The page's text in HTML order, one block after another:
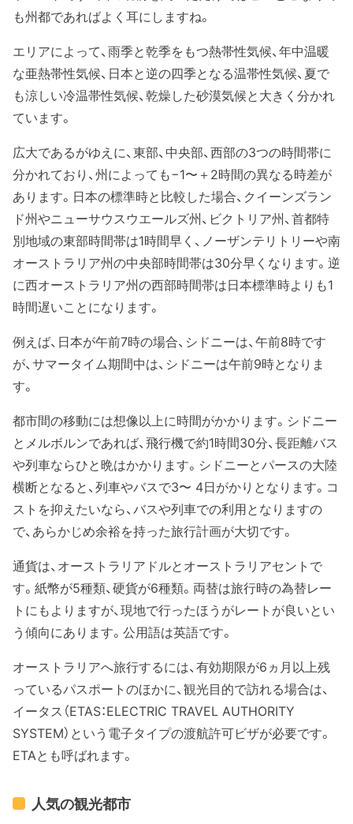
も州都であればよく耳にしますね。
エリアによって、雨季と乾季をもつ熱帯性気候、年中温暖
な亜熱帯性気候、日本と逆の四季となる温帯性気候、夏で
も涼しい冷温帯性気候、乾燥した砂漠気候と大きく分かれ
ています。
広大であるがゆえに、東部、中央部、西部の3つの時間帯に
分かれており、州によっても−1〜＋2時間の異なる時差が
あります。日本の標準時と比較した場合、クイーンズラン
ド州やニューサウスウエールズ州、ビクトリア州、首都特
別地域の東部時間帯は1時間早く、ノーザンテリトリーや南
オーストラリア州の中央部時間帯は30分早くなります。逆
に西オーストラリア州の西部時間帯は日本標準時よりも1
時間遅いことになります。
例えば、日本が午前7時の場合、シドニーは、午前8時です
が、サマータイム期間中は、シドニーは午前9時となりま
す。
都市間の移動には想像以上に時間がかかります。シドニー
とメルボルンであれば、飛行機で約1時間30分、長距離バス
や列車ならひと晩はかかります。シドニーとパースの大陸
横断となると、列車やバスで3〜 4日がかりとなります。コ
ストを抑えたいなら、バスや列車での利用となりますの
で、あらかじめ余裕を持った旅行計画が大切です。
通貨は、オーストラリアドルとオーストラリアセントで
す。紙幣が5種類、硬貨が6種類。両替は旅行時の為替レー
トにもよりますが、現地で行ったほうがレートが良いとい
う傾向にあります。公用語は英語です。
オーストラリアへ旅行するには、有効期限が6ヵ月以上残
っているパスポートのほかに、観光目的で訪れる場合は、
イータス（ETAS：ELECTRIC TRAVEL AUTHORITY
SYSTEM）という電子タイプの渡航許可ビザが必要です。
ETAとも呼ばれます。
人気の観光都市